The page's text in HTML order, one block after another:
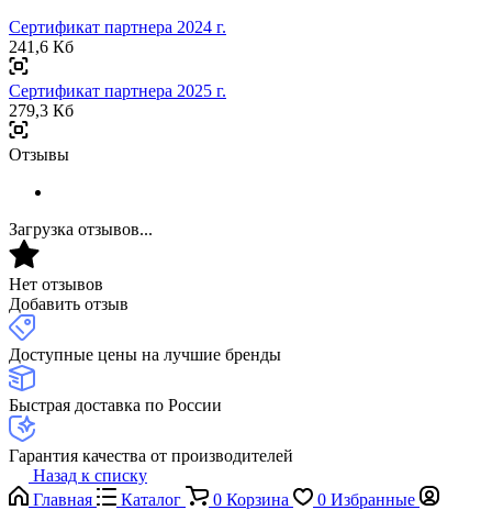
Сертификат партнера 2024 г.
241,6 Кб
Сертификат партнера 2025 г.
279,3 Кб
Отзывы
Загрузка отзывов...
Нет отзывов
Добавить отзыв
Доступные цены на лучшие бренды
Быстрая доставка по России
Гарантия качества от производителей
Назад к списку
Главная
Каталог 0 Корзина 0 Избранные